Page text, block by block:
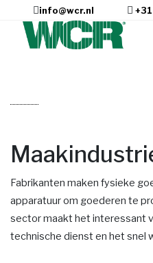
info@wcr.nl
Fabrikanten maken fysieke
apparatuur om goederen te
sector maakt het interessant
technische dienst en het snel